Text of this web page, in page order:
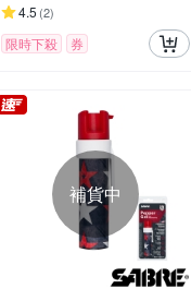
4.5 (2)
限時下殺 券
補貨中